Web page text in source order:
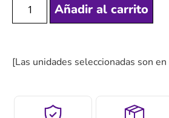
Añadir al carrito
[Las unidades seleccionadas son en